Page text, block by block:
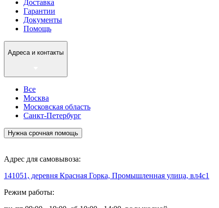
Доставка
Гарантии
Документы
Помощь
Адреса и контакты
Все
Москва
Московская область
Санкт-Петербург
Нужна срочная помощь
Адрес для самовывоза:
141051, деревня Красная Горка, Промышленная улица, вл4с1
Режим работы: